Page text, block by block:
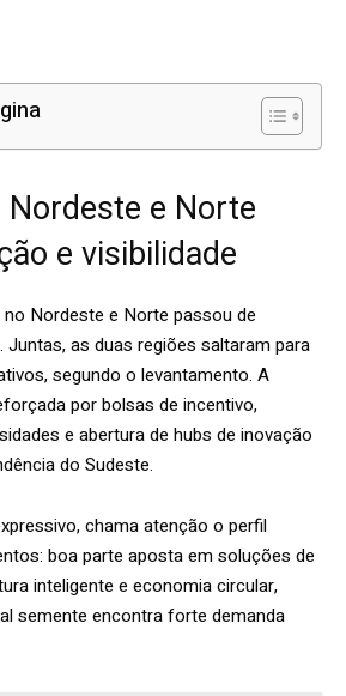
e Norte
e visibilidade
Nordeste e Norte passou de
Juntas, as duas regiões saltaram para
segundo o levantamento. A
por bolsas de incentivo,
e abertura de hubs de inovação
do Sudeste.
chama atenção o perfil
boa parte aposta em soluções de
inteligente e economia circular,
semente encontra forte demanda